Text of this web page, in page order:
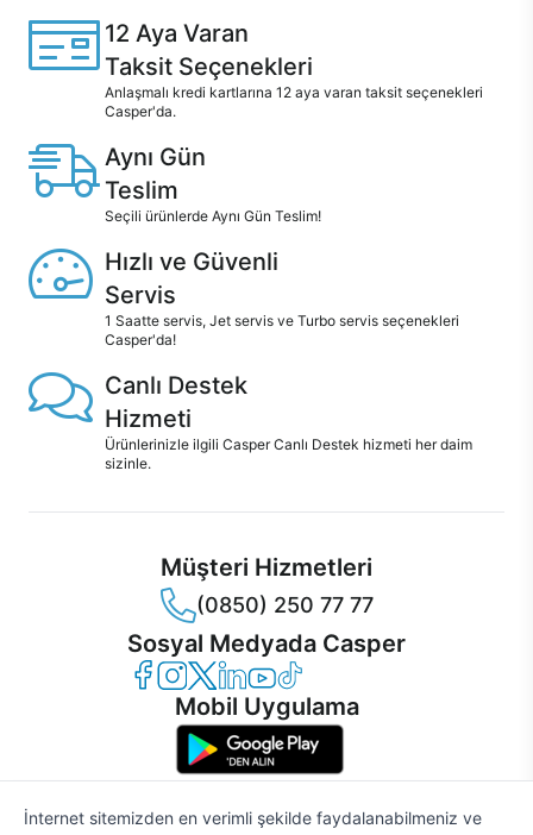
12 Aya Varan
Taksit Seçenekleri
Anlaşmalı kredi kartlarına 12 aya varan taksit seçenekleri
Casper'da.
Aynı Gün
Teslim
Seçili ürünlerde Aynı Gün Teslim!
Hızlı ve Güvenli
Servis
1 Saatte servis, Jet servis ve Turbo servis seçenekleri
Casper'da!
Canlı Destek
Hizmeti
Ürünlerinizle ilgili Casper Canlı Destek hizmeti her daim
sizinle.
Müşteri Hizmetleri
(0850) 250 77 77
Sosyal Medyada Casper
Casper Facebook
Casper Instagram
Casper Twitter
Casper LinkedIn
Casper YouTube
Casper TikTok
Mobil Uygulama
İnternet sitemizden en verimli şekilde faydalanabilmeniz ve